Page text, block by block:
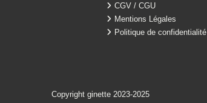
CGV / CGU
Mentions Légales
Politique de confidentialité
Copyright ginette 2023-2025